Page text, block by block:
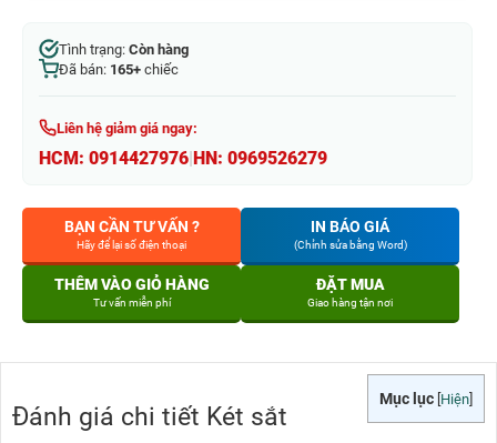
Tình trạng: Còn hàng
Đã bán: 165+ chiếc
Liên hệ giảm giá ngay:
HCM: 0914427976 HN: 0969526279
BẠN CẦN TƯ VẤN ?
Hãy để lại số điện thoại
IN BÁO GIÁ
(Chỉnh sửa bằng Word)
THÊM VÀO GIỎ HÀNG
Tư vấn miễn phí
ĐẶT MUA
Giao hàng tận nơi
Mục lục Hiện
Đánh giá chi tiết Két sắt